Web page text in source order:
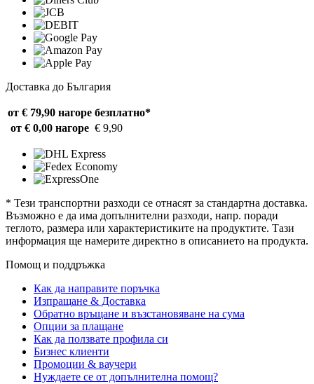
Доставка до България
от € 79,90 нагоре безплатно*
от € 0,00 нагоре € 9,90
* Тези транспортни разходи се отнасят за стандартна доставка.
Възможно е да има допълнителни разходи, напр. поради
теглото, размера или характеристиките на продуктите. Тази
информация ще намерите директно в описанието на продукта.
Помощ и поддръжка
Как да направите поръчка
Изпращане & Доставка
Обратно връщане и възстановяване на сума
Опции за плащане
Как да ползвате профила си
Бизнес клиенти
Промоции & ваучери
Нуждаете се от допълнителна помощ?